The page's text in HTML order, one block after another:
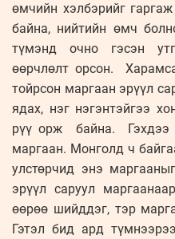
өмчийн хэлбэрийг
байна, нийтийн өмч
түмэнд очно гэсэн
өөрчлөлт орсон.
тойрсон маргаан эрүүл
ядах, нэг нэгэнтэйгээ
рүү орж байна. Гэхдээ
маргаан. Монголд ч
улстөрчид энэ
эрүүл саруул
өөрөө шийддэг, тэр
Гэтэл бид ард